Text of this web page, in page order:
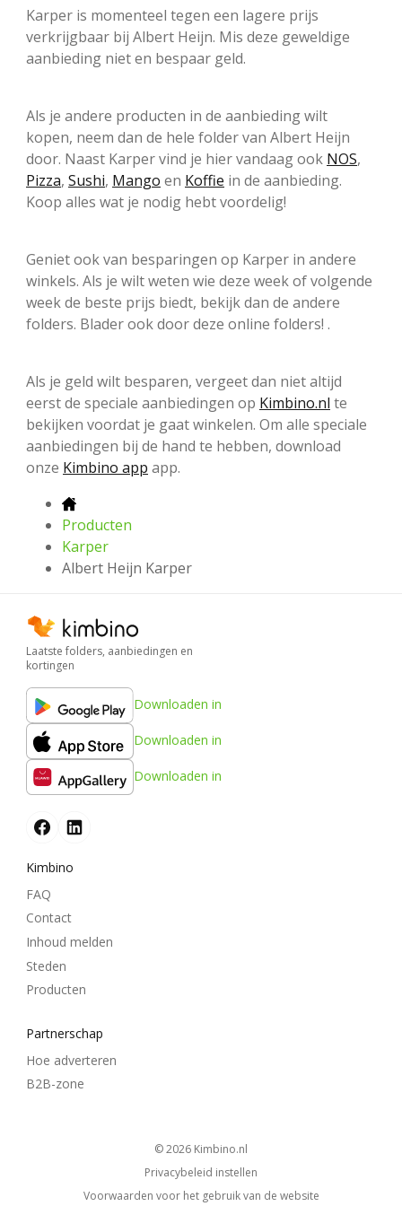
Karper is momenteel tegen een lagere prijs
verkrijgbaar bij Albert Heijn. Mis deze geweldige
aanbieding niet en bespaar geld.
Als je andere producten in de aanbieding wilt
kopen, neem dan de hele folder van Albert Heijn
door. Naast Karper vind je hier vandaag ook NOS,
Pizza, Sushi, Mango en Koffie in de aanbieding.
Koop alles wat je nodig hebt voordelig!
Geniet ook van besparingen op Karper in andere
winkels. Als je wilt weten wie deze week of volgende
week de beste prijs biedt, bekijk dan de andere
folders. Blader ook door deze online folders! .
Als je geld wilt besparen, vergeet dan niet altijd
eerst de speciale aanbiedingen op Kimbino.nl te
bekijken voordat je gaat winkelen. Om alle speciale
aanbiedingen bij de hand te hebben, download
onze Kimbino app app.
Producten
Karper
Albert Heijn Karper
Laatste folders, aanbiedingen en
kortingen
Downloaden in
Downloaden in
Downloaden in
Kimbino
FAQ
Contact
Inhoud melden
Steden
Producten
Partnerschap
Hoe adverteren
B2B-zone
© 2026
kimbino.nl
Privacybeleid instellen
Voorwaarden voor het gebruik van de website